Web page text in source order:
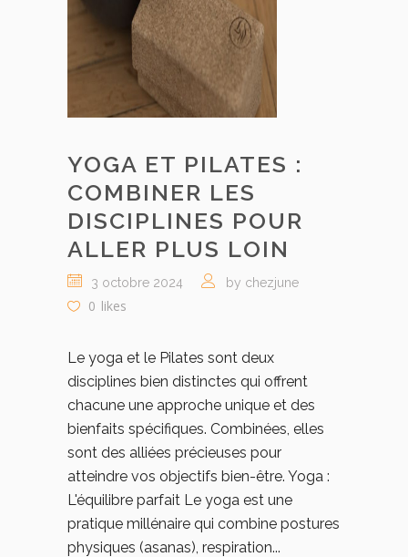
YOGA ET PILATES :
COMBINER LES
DISCIPLINES POUR
ALLER PLUS LOIN
3 octobre 2024 by chezjune
0 likes
Le yoga et le Pilates sont deux
disciplines bien distinctes qui offrent
chacune une approche unique et des
bienfaits spécifiques. Combinées, elles
sont des alliées précieuses pour
atteindre vos objectifs bien-être. Yoga :
L'équilibre parfait Le yoga est une
pratique millénaire qui combine postures
physiques (asanas), respiration...